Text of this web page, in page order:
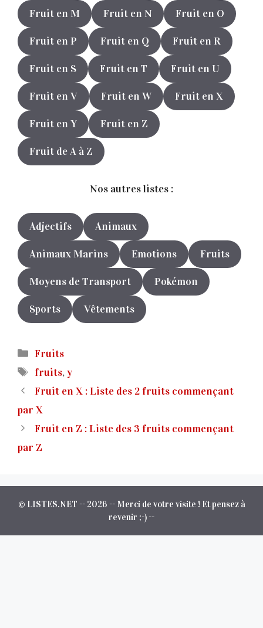
Fruit en M Fruit en N Fruit en O
Fruit en P Fruit en Q Fruit en R
Fruit en S Fruit en T Fruit en U
Fruit en V Fruit en W Fruit en X
Fruit en Y Fruit en Z
Fruit de A à Z
Nos autres listes :
Adjectifs Animaux
Animaux Marins Emotions Fruits
Moyens de Transport Pokémon
Sports Vêtements
Catégories
Fruits
Étiquettes
fruits,y
Fruit en X : Liste des 2 fruits commençant
par X
Fruit en Z : Liste des 3 fruits commençant
par Z
© LISTES.NET -- 2026 -- Merci de votre visite ! Et pensez à
revenir ;-) --